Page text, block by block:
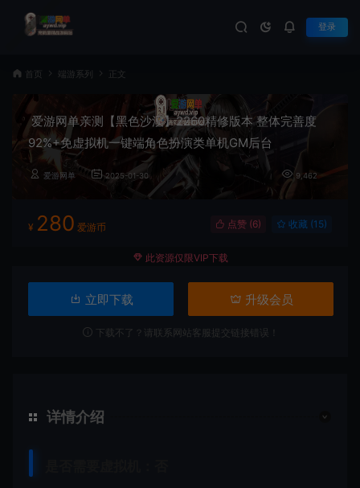
登录
首页 端游系列 正文
爱游网单亲测【黑色沙漠】2260精修版本 整体完善度
92%+免虚拟机一键端角色扮演类单机GM后台
爱游网单 2025-01-30 9,462
¥ 280 爱游币 点赞 (6) 收藏 (15)
此资源仅限VIP下载
立即下载 升级会员
下载不了？请联系网站客服提交链接错误！
详情介绍